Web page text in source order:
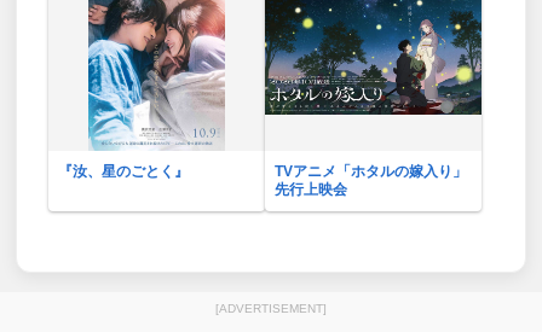
『汝、星のごとく』
TVアニメ「ホタルの嫁入り」
先行上映会
[ADVERTISEMENT]